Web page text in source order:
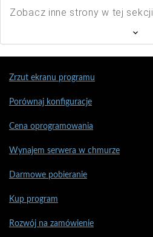
Zobacz inne strony w tej sekcji
Zrzut ekranu programu
Porównaj konfiguracje
Cena oprogramowania
Wynajem serwera w chmurze
Darmowe pobieranie
Kup program
Rozwój na zamówienie